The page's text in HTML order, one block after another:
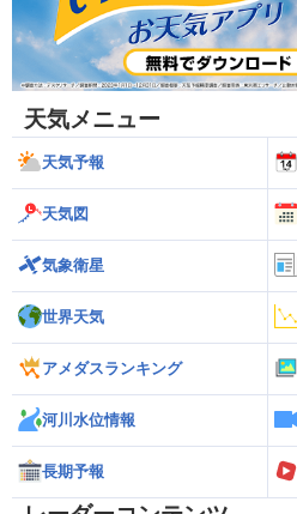
天気メニュー
天気予報
天気図
気象衛星
世界天気
アメダスランキング
河川水位情報
長期予報